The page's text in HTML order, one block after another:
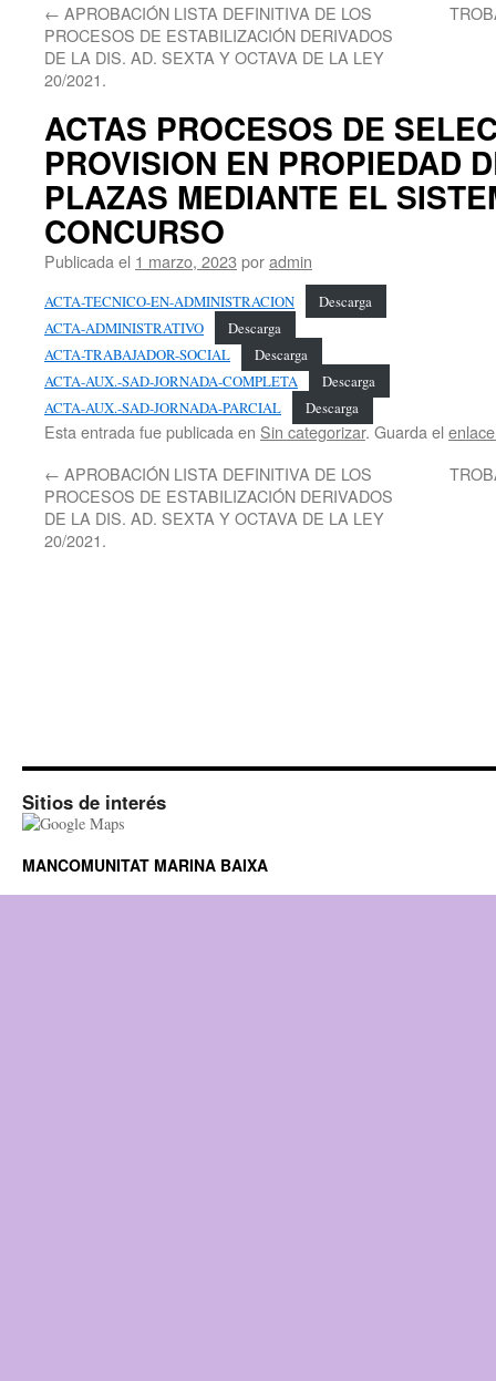
← APROBACIÓN LISTA DEFINITIVA DE LOS
PROCESOS DE ESTABILIZACIÓN DERIVADOS
DE LA DIS. AD. SEXTA Y OCTAVA DE LA LEY
20/2021.
ACTAS PROCESOS DE
PROVISION EN PROPIEDAD
PLAZAS MEDIANTE EL
CONCURSO
Publicada el 1 marzo, 2023 poradmin
ACTA-TECNICO-EN-ADMINISTRACION
Descarga
ACTA-ADMINISTRATIVO
Descarga
ACTA-TRABAJADOR-SOCIAL
Descarga
ACTA-AUX.-SAD-JORNADA-COMPLETA
Descarga
ACTA-AUX.-SAD-JORNADA-PARCIAL
Descarga
Esta entrada fue publicada en Sin categorizar. Guarda el
← APROBACIÓN LISTA DEFINITIVA DE LOS
PROCESOS DE ESTABILIZACIÓN DERIVADOS
DE LA DIS. AD. SEXTA Y OCTAVA DE LA LEY
20/2021.
Sitios de interés
MANCOMUNITAT MARINA BAIXA